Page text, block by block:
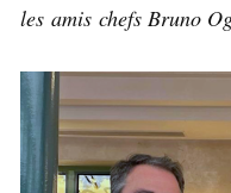
les amis chefs Bruno